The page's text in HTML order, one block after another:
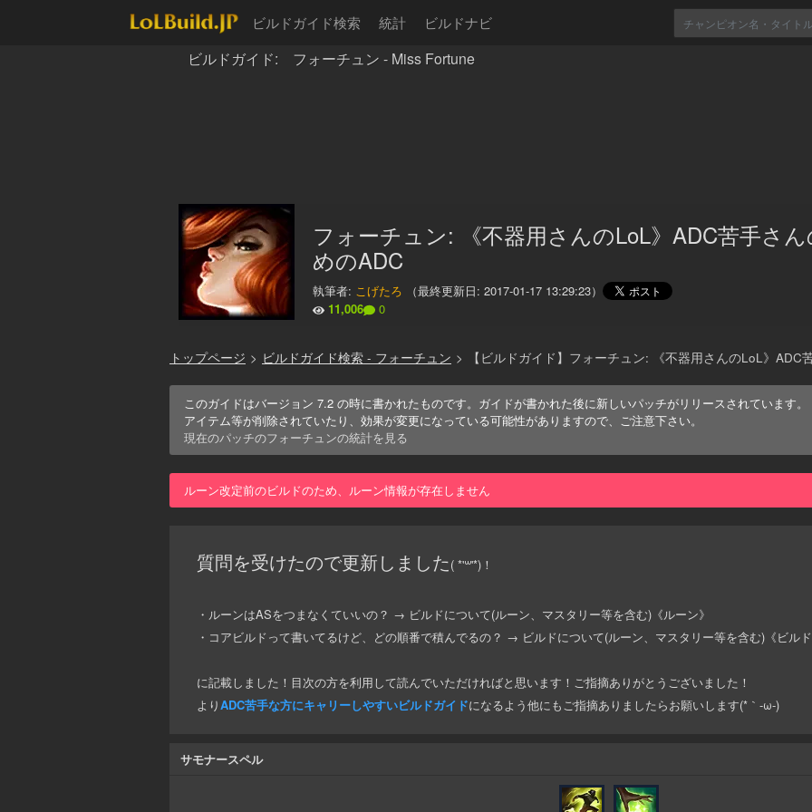
ビルドガイド検索 統計 ビルドナビ
ビルドガイド: フォーチュン - Miss Fortune
フォーチュン: 《不器用さんのLoL》ADC苦手さん
めのADC
執筆者: こげたろ （最終更新日: 2017-01-17 13:29:23）
11,006
0
トップページ > ビルドガイド検索 - フォーチュン > 【ビルドガイド】フォーチュン: 《不器用さんのLoL》ADC
このガイドはバージョン7.2 の時に書かれたものです。ガイドが書かれた後に新しいパッチがリリースされています。
アイテム等が削除されていたり、効果が変更になっている可能性がありますので、ご注意下さい。
現在のパッチのフォーチュンの統計を見る
ルーン改定前のビルドのため、ルーン情報が存在しません
質問を受けたので更新しました( *'꒳'*)！
・ルーンはASをつまなくていいの？ → ビルドについて(ルーン、マスタリー等を含む)《ルーン》
・コアビルドって書いてるけど、どの順番で積んでるの？ → ビルドについて(ルーン、マスタリー等を含む)《ビルド
に記載しました！目次の方を利用して読んでいただければと思います！ご指摘ありがとうございました！
よりADC苦手な方にキャリーしやすいビルドガイドになるよう他にもご指摘ありましたらお願いします(*｀-ω-)
サモナースペル